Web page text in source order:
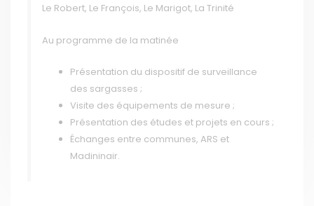
Le Robert, Le François, Le Marigot, La Trinité
Au programme de la matinée
Présentation du dispositif de surveillance
des sargasses ;
Visite des équipements de mesure ;
Présentation des études et projets en cours ;
Échanges entre communes, ARS et
Madininair.